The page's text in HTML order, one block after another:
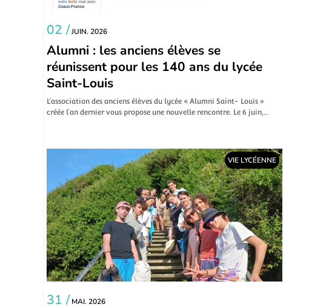
02 /JUIN. 2026
Alumni : les anciens élèves se
réunissent pour les 140 ans du lycée
Saint-Louis
L’association des anciens élèves du lycée « Alumni Saint- Louis »
créée l’an dernier vous propose une nouvelle rencontre. Le 6 juin,…
VIE LYCÉENNE
31 / MAI. 2026